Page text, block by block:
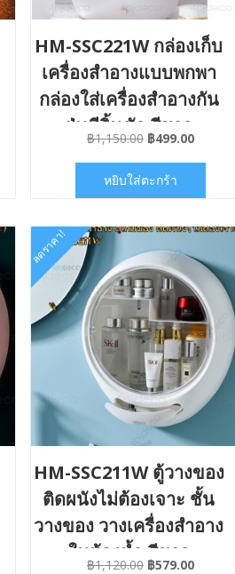
HM-SSC221W กล่องเก็บ
เครื่องสำอางแบบพกพา
กล่องใส่เครื่องสำอางกัน
ฝุ่นมีลิ้นชัก สีขาว
฿1,150.00 Original
was:
฿499.00Current
หยิบใส่ตะกร้า
ลดราคา!
HM-SSC211W ตู้วางของ
ติดผนังไม่ต้องเจาะ ชั้น
วางของ วางเครื่องสำอาง
ในห้องน้ำ สีขาว
฿1,120.00 Original
฿579.00Current